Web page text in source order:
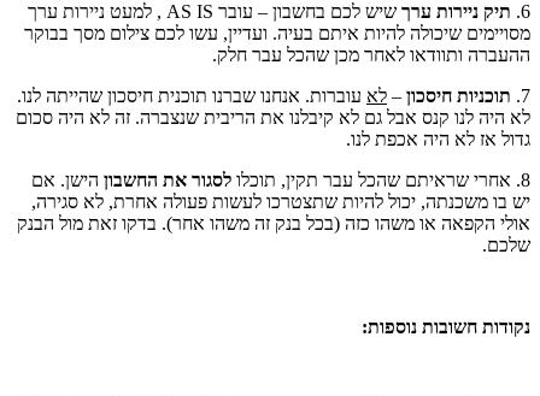
6. תיק ניירות ערך
שיש לכם בחשבון – עובר AS IS , למעט ניירות ערך
מסויימים שיכולה להיות איתם בעיה. ועדיין, עשו לכם צילום מסך בבוקר
ההעברה ותוודאו לאחר מכן שהכל עבר חלק.
7. תוכניות חיסכון – לא עוברות. אנחנו שברנו תוכנית חיסכון שהייתה לנו.
לא היה לנו קנס אבל גם לא קיבלנו את הריבית שנצברה. זה לא היה סכום
גדול אז לא היה אכפת לנו.
8. אחרי שראיתם שהכל עבר תקין, תוכלו
לסגור את החשבון הישן. אם
יש בו משכנתה, יכול להיות שתצטרכו לעשות פעולה אחרת, לא סגירה,
אולי הקפאה או משהו כזה (בכל בנק זה משהו אחר). בדקו זאת מול הבנק
שלכם.
נקודות חשובות נוספות: